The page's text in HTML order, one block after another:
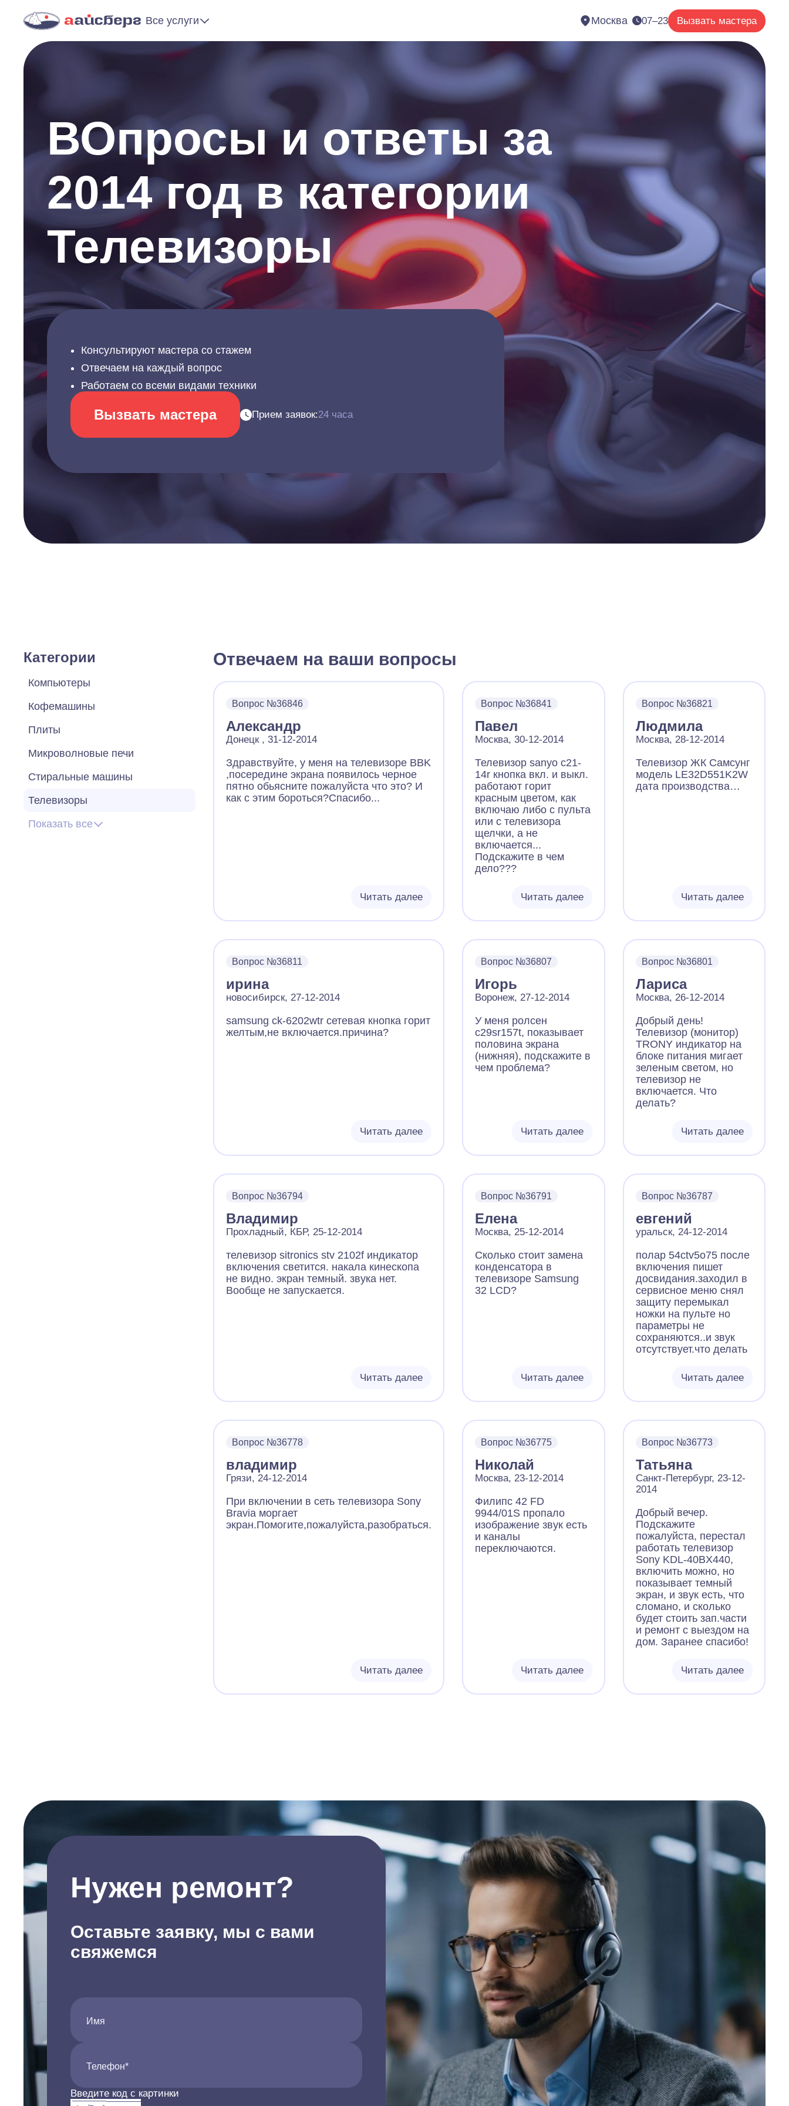
Все услуги Москва 07–23 Вызвать мастера
ВОпросы и ответы за
2014 год в категории
Телевизоры
Консультируют мастера со стажем
Отвечаем на каждый вопрос
Работаем со всеми видами техники
Вызвать мастера Прием заявок:24 часа
Категории
Компьютеры
Кофемашины
Плиты
Микроволновые печи
Стиральные машины
Телевизоры
Показать все
Отвечаем на ваши вопросы
Вопрос №36846
Александр
Донецк , 31-12-2014
Здравствуйте, у меня на телевизоре BBK
,посередине экрана появилось черное
пятно обьясните пожалуйста что это? И
как с этим бороться?Спасибо...
Читать далее
Вопрос №36841
Павел
Москва, 30-12-2014
Телевизор sanyo c21-
14r кнопка вкл. и выкл.
работают горит
красным цветом, как
включаю либо с пульта
или с телевизора
щелчки, а не
включается...
Подскажите в чем
дело???
Читать далее
Вопрос №36821
Людмила
Москва, 28-12-2014
Телевизор ЖК Самсунг
модель LE32D551K2W
дата производства
появилась темная
широкая полоса
была, а потом широкая
шире и пропадала
показывает картинку, а
звук есть и экран
серый,подскажите,пжл
, что это может быть и
возможно ли
отремонтировать
телевизор и примерная
цена вопроса. Спасибо
Читать далее
Вопрос №36811
ирина
новосибирск, 27-12-2014
samsung ck-6202wtr сетевая кнопка горит
желтым,не включается.причина?
Читать далее
Вопрос №36807
Игорь
Воронеж, 27-12-2014
У меня ролсен
c29sr157t, показывает
половина экрана
(нижняя), подскажите в
чем проблема?
Читать далее
Вопрос №36801
Лариса
Москва, 26-12-2014
Добрый день!
Телевизор (монитор)
TRONY индикатор на
блоке питания мигает
зеленым светом, но
телевизор не
включается. Что
делать?
Читать далее
Вопрос №36794
Владимир
Прохладный, КБР, 25-12-2014
телевизор sitronics stv 2102f индикатор
включения светится. накала кинескопа
не видно. экран темный. звука нет.
Вообще не запускается.
Читать далее
Вопрос №36791
Елена
Москва, 25-12-2014
Сколько стоит замена
конденсатора в
телевизоре Samsung
32 LCD?
Читать далее
Вопрос №36787
евгений
уральск, 24-12-2014
полар 54сtv5о75 после
включения пишет
досвидания.заходил в
сервисное меню снял
защиту перемыкал
ножки на пульте но
параметры не
сохраняются..и звук
отсутствует.что делать
Читать далее
Вопрос №36778
владимир
Грязи, 24-12-2014
При включении в сеть телевизора Sony
Bravia моргает
экран.Помогите,пожалуйста,разобраться.
Читать далее
Вопрос №36775
Николай
Москва, 23-12-2014
Филипс 42 FD
9944/01S пропало
изображение звук есть
и каналы
переключаются.
Читать далее
Вопрос №36773
Татьяна
Санкт-Петербург, 23-12-
2014
Добрый вечер.
Подскажите
пожалуйста, перестал
работать телевизор
Sony KDL-40BX440,
включить можно, но
показывает темный
экран, и звук есть, что
сломано, и сколько
будет стоить зап.части
и ремонт с выездом на
дом. Заранее спасибо!
Читать далее
Нужен ремонт?
Оставьте заявку, мы с вами
свяжемся
Имя
Телефон*
Введите код с картинки